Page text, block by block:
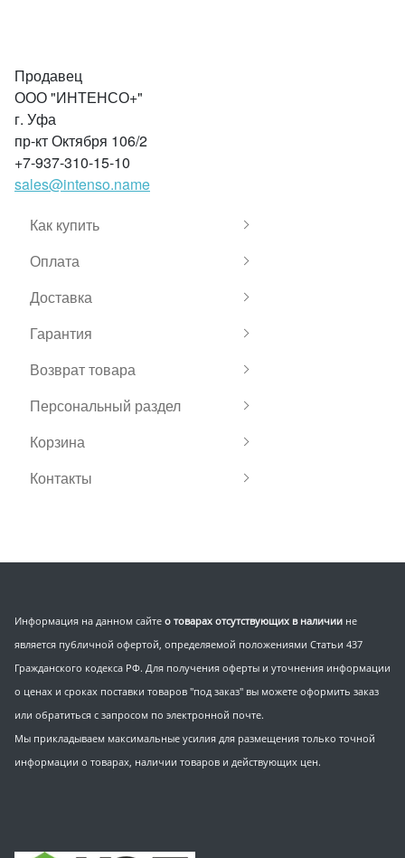
Продавец
ООО "ИНТЕНСО+"
г. Уфа
пр-кт Октября 106/2
+7-937-310-15-10
sales@intenso.name
Как купить
Оплата
Доставка
Гарантия
Возврат товара
Персональный раздел
Корзина
Контакты
Информация на данном сайте о товарах отсутствующих в наличии не
является публичной офертой, определяемой положениями Статьи 437
Гражданского кодекса РФ. Для получения оферты и уточнения информации
о ценах и сроках поставки товаров "под заказ" вы можете оформить заказ
или обратиться с запросом по электронной почте.
Мы прикладываем максимальные усилия для размещения только точной
информации о товарах, наличии товаров и действующих цен.